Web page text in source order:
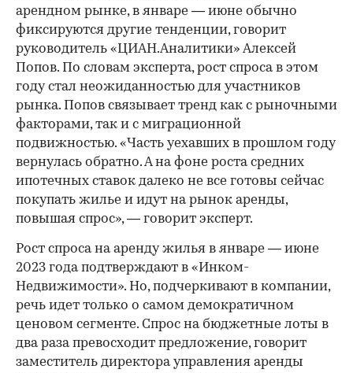
арендном рынке, в январе — июне обычно
фиксируются другие тенденции, говорит
руководитель «ЦИАН.Аналитики» Алексей
Попов. По словам эксперта, рост спроса в этом
году стал неожиданностью для участников
рынка. Попов связывает тренд как с рыночными
факторами, так и с миграционной
подвижностью. «Часть уехавших в прошлом году
вернулась обратно. А на фоне роста средних
ипотечных ставок далеко не все готовы сейчас
покупать жилье и идут на рынок аренды,
повышая спрос», — говорит эксперт.
Рост спроса на аренду жилья в январе — июне
2023 года подтверждают в «Инком-
Недвижимости». Но, подчеркивают в компании,
речь идет только о самом демократичном
ценовом сегменте. Спрос на бюджетные лоты в
два раза превосходит предложение, говорит
заместитель директора управления аренды